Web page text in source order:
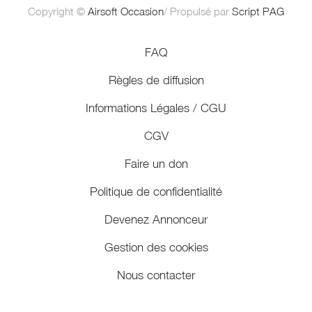
Copyright © Airsoft Occasion/ Propulsé par Script PAG
FAQ
Règles de diffusion
Informations Légales / CGU
CGV
Faire un don
Politique de confidentialité
Devenez Annonceur
Gestion des cookies
Nous contacter